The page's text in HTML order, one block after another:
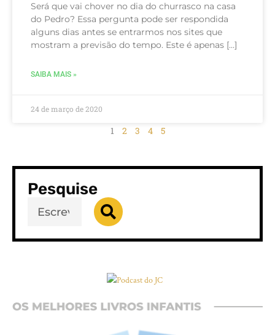
Será que vai chover no dia do churrasco na casa
do Pedro? Essa pergunta pode ser respondida
alguns dias antes se entrarmos nos sites que
mostram a previsão do tempo. Este é apenas […]
SAIBA MAIS »
24 de março de 2020
1 2 3 4 5
Pesquise